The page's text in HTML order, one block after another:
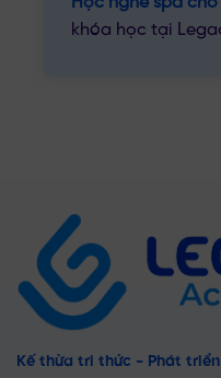
khóa học tại
Kế thừa tri thức - Phát